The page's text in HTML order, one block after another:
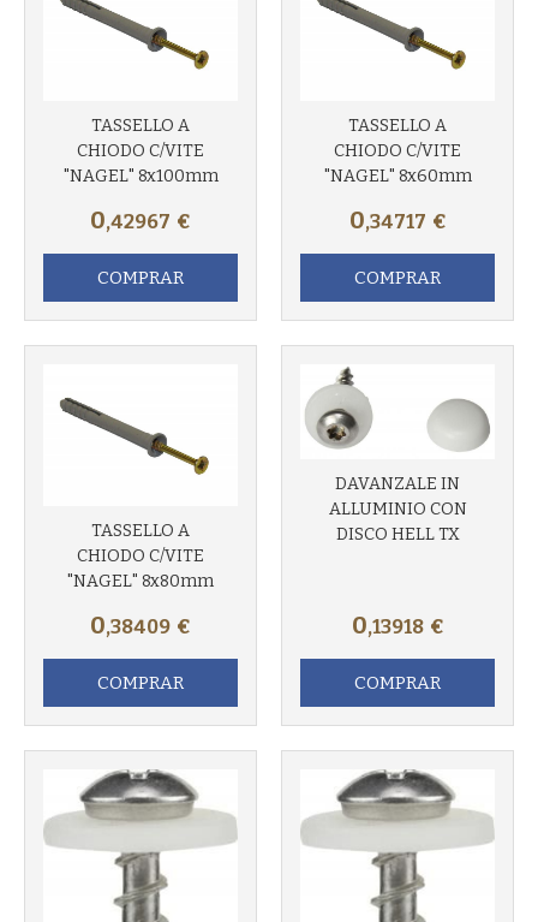
TASSELLO A
CHIODO C/VITE
"NAGEL" 8x100mm
0,42967 €
COMPRAR
TASSELLO A
CHIODO C/VITE
"NAGEL" 8x60mm
0,34717 €
COMPRAR
TASSELLO A
CHIODO C/VITE
"NAGEL" 8x80mm
0,38409 €
COMPRAR
DAVANZALE IN
ALLUMINIO CON
DISCO HELL TX
0,13918 €
COMPRAR
Más info